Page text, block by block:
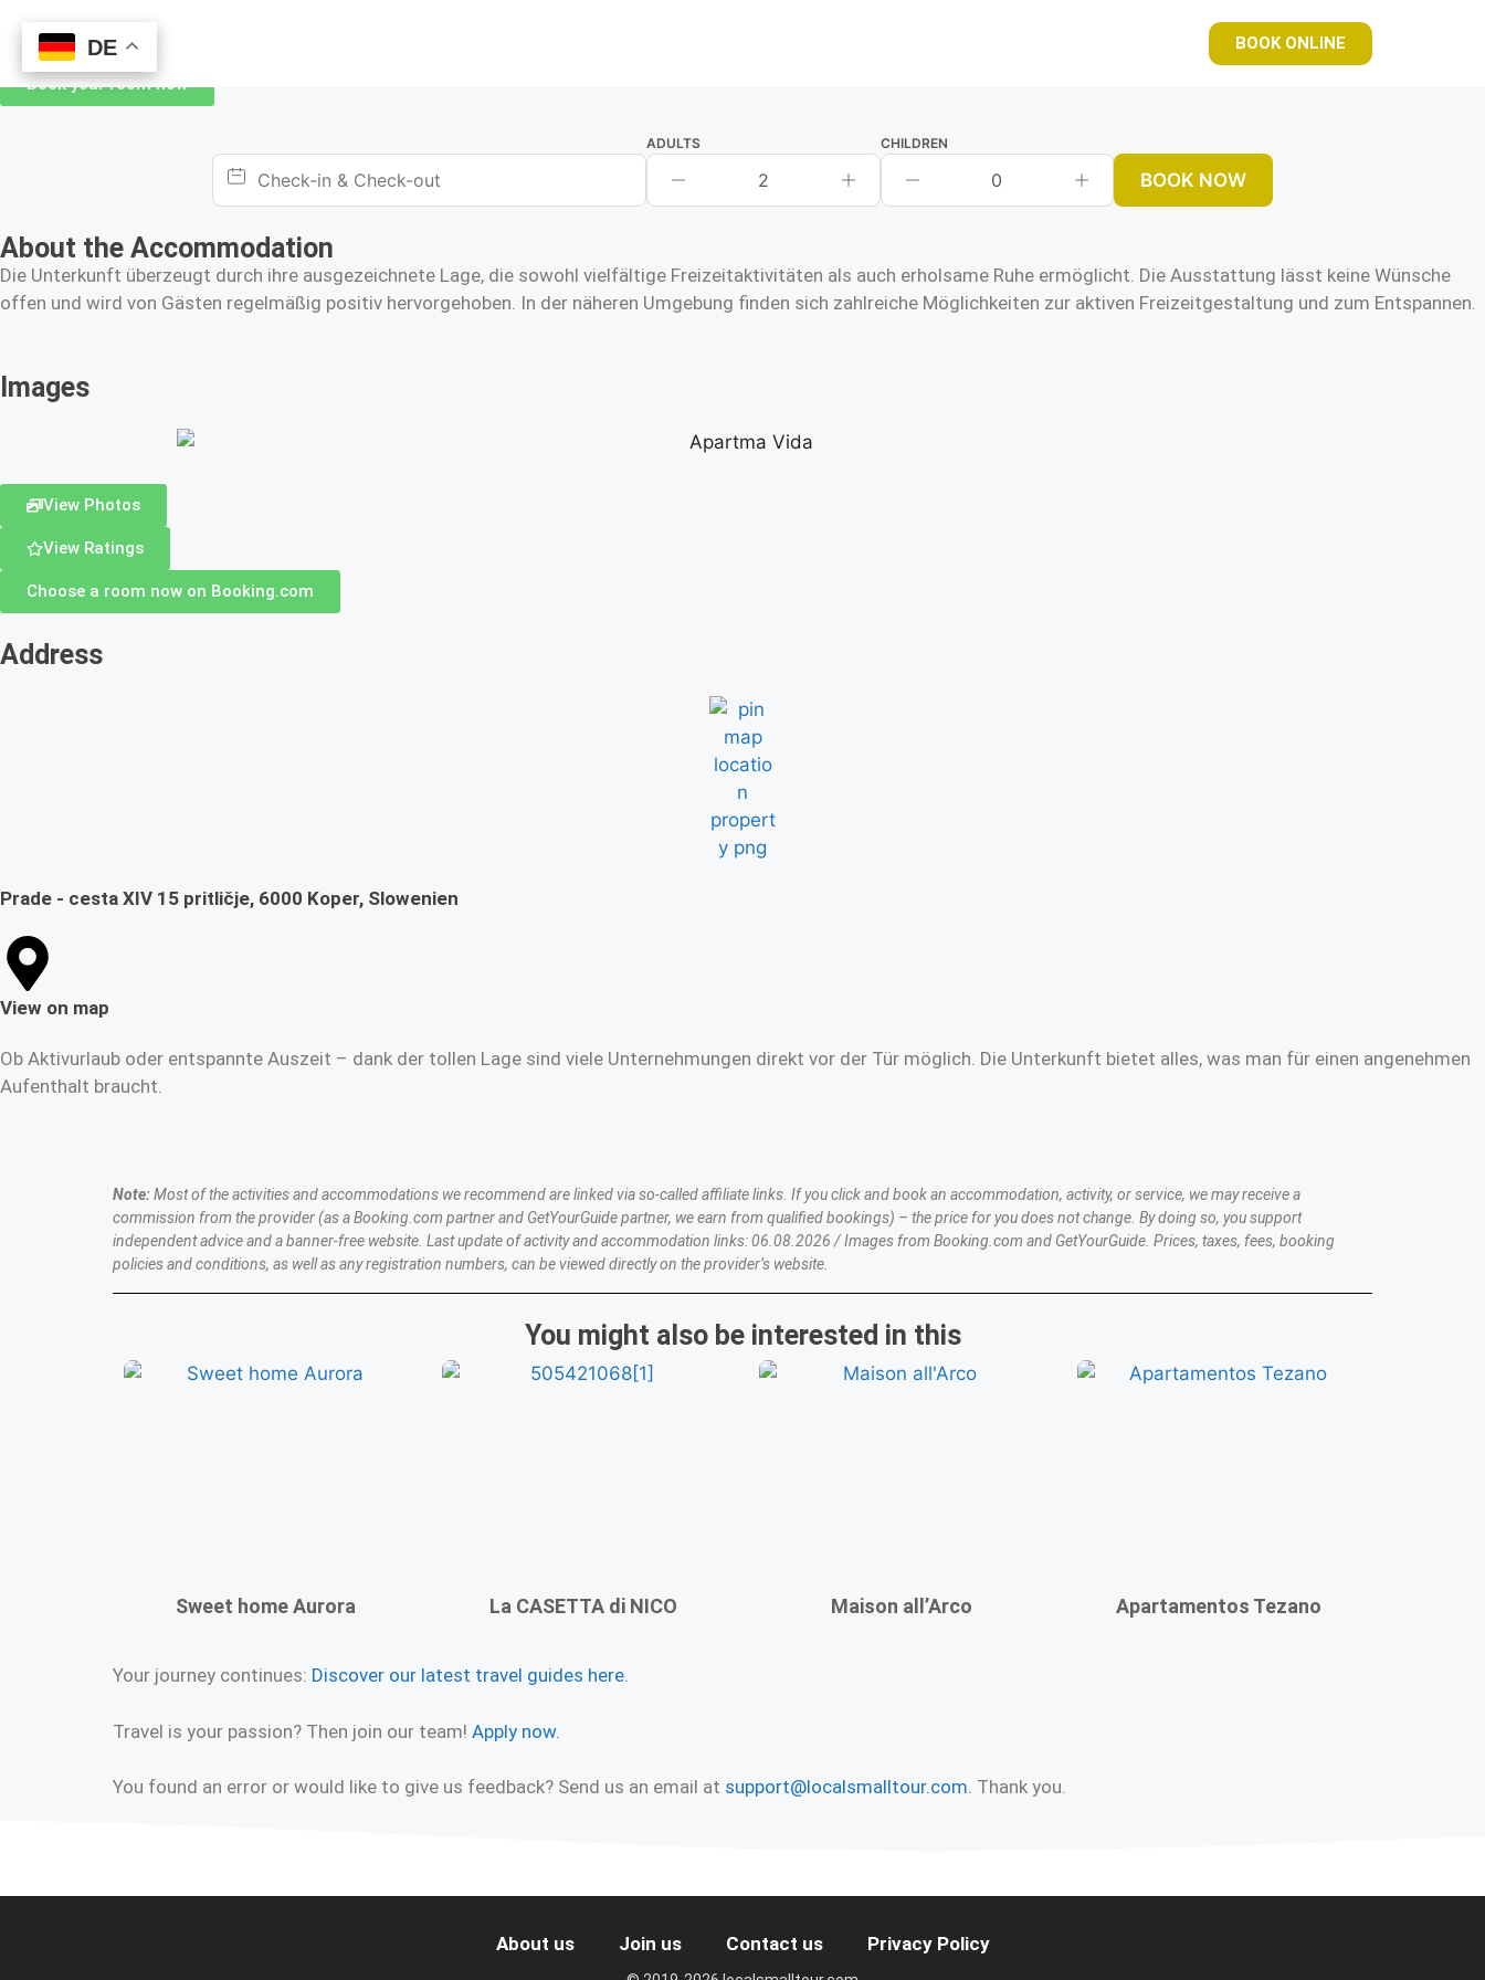
BOOK ONLINE
Book your room now
ADULTS
2
CHILDREN
0 BOOK NOW
About the Accommodation
Die Unterkunft überzeugt durch ihre ausgezeichnete Lage, die sowohl vielfältige Freizeitaktivitäten als auch erholsame Ruhe ermöglicht. Die Ausstattung lässt keine Wünsche
offen und wird von Gästen regelmäßig positiv hervorgehoben. In der näheren Umgebung finden sich zahlreiche Möglichkeiten zur aktiven Freizeitgestaltung und zum Entspannen.
Images
View Photos
View Ratings
Choose a room now on Booking.com
Address
Prade - cesta XIV 15 pritličje, 6000 Koper, Slowenien
View on map
Ob Aktivurlaub oder entspannte Auszeit – dank der tollen Lage sind viele Unternehmungen direkt vor der Tür möglich. Die Unterkunft bietet alles, was man für einen angenehmen
Aufenthalt braucht.
Note:Most of the activities and accommodations we recommend are linked via so-called affiliate links. If you click and book an accommodation, activity, or service, we may receive a
commission from the provider (as a Booking.com partner and GetYourGuide partner, we earn from qualified bookings) – the price for you does not change. By doing so, you support
independent advice and a banner-free website. Last update of activity and accommodation links: 06.08.2026 / Images from Booking.com and GetYourGuide. Prices, taxes, fees, booking
policies and conditions, as well as any registration numbers, can be viewed directly on the provider’s website.
You might also be interested in this
Sweet home Aurora La CASETTA di NICO Maison all’Arco Apartamentos Tezano
Your journey continues: Discover our latest travel guides here.
Travel is your passion? Then join our team! Apply now.
You found an error or would like to give us feedback? Send us an email at support@localsmalltour.com. Thank you.
DE
About us Join us Contact us Privacy Policy
DE